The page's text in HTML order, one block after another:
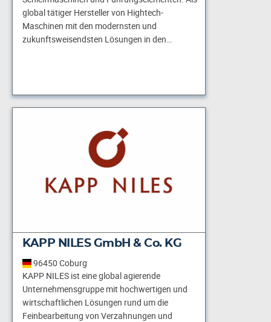
global tätiger Hersteller von Hightech-
Maschinen mit den modernsten und
zukunftsweisendsten Lösungen in den…
KAPP NILES GmbH & Co. KG
96450 Coburg
KAPP NILES ist eine global agierende
Unternehmensgruppe mit hochwertigen und
wirtschaftlichen Lösungen rund um die
Feinbearbeitung von Verzahnungen und